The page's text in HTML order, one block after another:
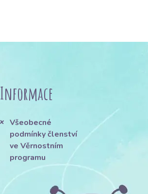
Informace
Všeobecné
podmínky členství
ve Věrnostním
programu